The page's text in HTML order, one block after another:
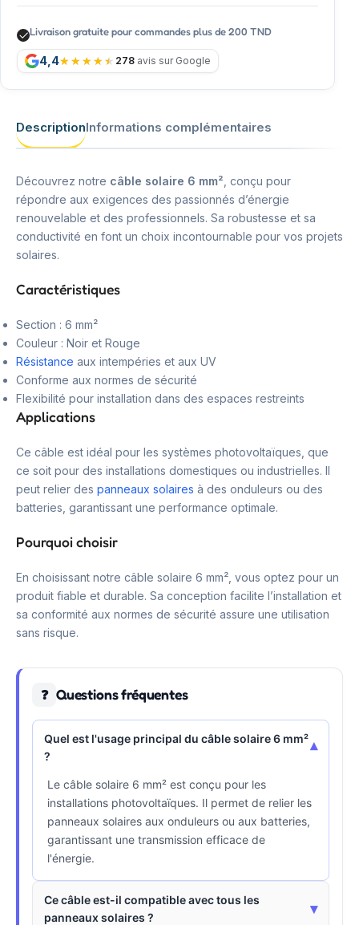
Livraison gratuite pour commandes plus de 200 TND
4,4 278 avis sur Google
DescriptionInformations complémentaires
Découvrez notre câble solaire 6 mm² , conçu pour
répondre aux exigences des passionnés d’énergie
renouvelable et des professionnels. Sa robustesse et sa
conductivité en font un choix incontournable pour vos projets
solaires.
Caractéristiques
Section : 6 mm²
Couleur : Noir et Rouge
Résistance aux intempéries et aux UV
Conforme aux normes de sécurité
Flexibilité pour installation dans des espaces restreints
Applications
Ce câble est idéal pour les systèmes photovoltaïques, que
ce soit pour des installations domestiques ou industrielles. Il
peut relier des panneaux solaires à des onduleurs ou des
batteries, garantissant une performance optimale.
Pourquoi choisir
En choisissant notre câble solaire 6 mm², vous optez pour un
produit fiable et durable. Sa conception facilite l’installation et
sa conformité aux normes de sécurité assure une utilisation
sans risque.
❓ Questions fréquentes
Quel est l'usage principal du câble solaire 6 mm²
?
▾
Le câble solaire 6 mm² est conçu pour les
installations photovoltaïques. Il permet de relier les
panneaux solaires aux onduleurs ou aux batteries,
garantissant une transmission efficace de
l'énergie.
Ce câble est-il compatible avec tous les
panneaux solaires ?
▾